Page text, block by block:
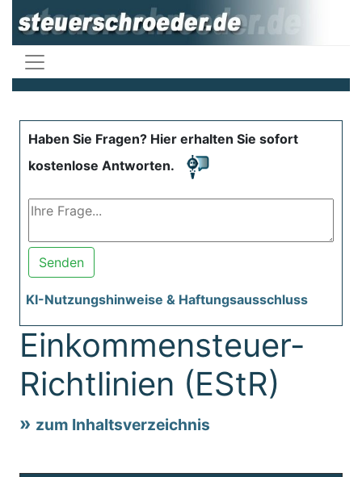
Haben Sie Fragen? Hier erhalten Sie sofort
kostenlose Antworten.
Senden
KI-Nutzungshinweise & Haftungsausschluss
Einkommensteuer-
Richtlinien (EStR)
zum Inhaltsverzeichnis